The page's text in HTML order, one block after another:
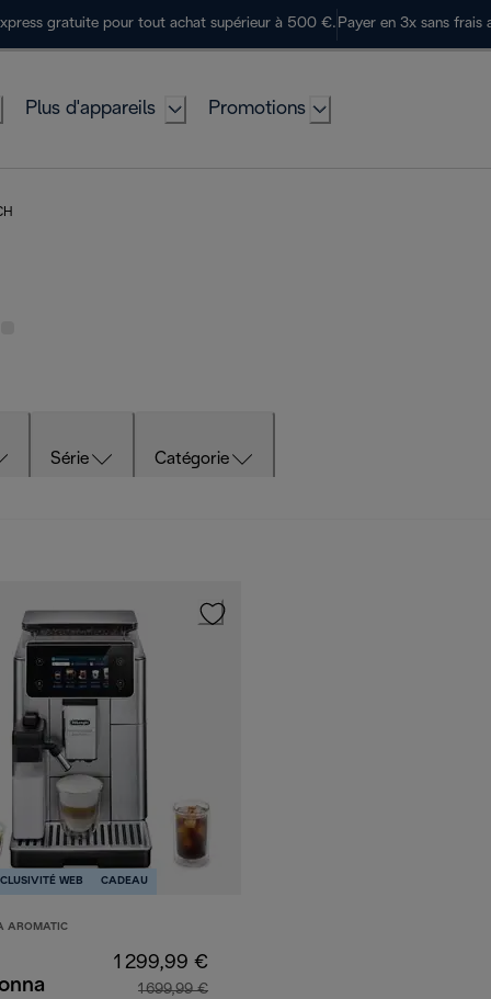
gratuite pour tout achat supérieur à 500 €. Payer en 3x sans frais
Plus d'appareils Promotions
Série Catégorie
WEB CADEAU
AROMATIC
1 299,99 €
1 699,99 €